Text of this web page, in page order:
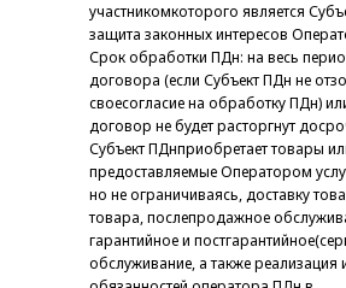
участникомкоторого является
защита законных интересов
Срок обработки ПДн: на весь
договора (если Субъект ПДн не
своесогласие на обработку ПДн)
договор не будет расторгнут
Субъект ПДнприобретает товары
предоставляемые Оператором
но не ограничиваясь, доставку
товара, послепродажное
гарантийное и
обслуживание, а также реализация